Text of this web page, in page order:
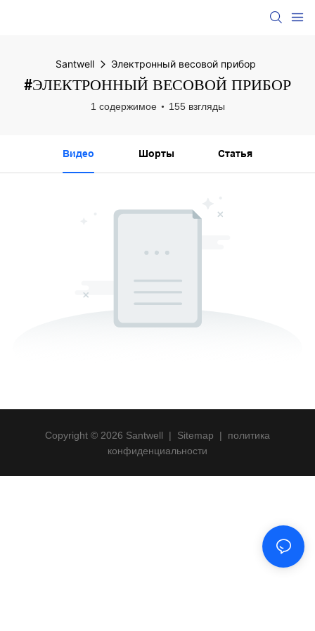
Santwell Электронный весовой прибор
#ЭЛЕКТРОННЫЙ ВЕСОВОЙ ПРИБОР
1 содержимое 155 взгляды
Видео Шорты Статья
Copyright © 2026 Santwell | Sitemap | политика
конфиденциальности